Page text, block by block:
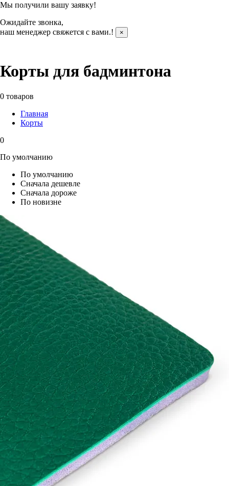
Мы получили вашу заявку!
Ожидайте звонка,
наш менеджер свяжется с вами.! ×
Корты для бадминтона
0 товаров
Главная
Корты
0
По умолчанию
По умолчанию
Сначала дешевле
Сначала дороже
По новизне